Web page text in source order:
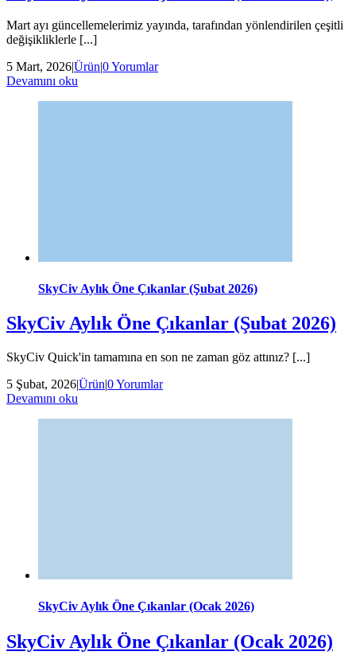
Mart ayı güncellemelerimiz yayında, tarafından yönlendirilen çeşitli
değişikliklerle [...]
5 Mart, 2026|Ürün|0 Yorumlar
Devamını oku
SkyCiv Aylık Öne Çıkanlar (Şubat 2026)
SkyCiv Aylık Öne Çıkanlar (Şubat 2026)
SkyCiv Quick'in tamamına en son ne zaman göz attınız? [...]
5 Şubat, 2026|Ürün|0 Yorumlar
Devamını oku
SkyCiv Aylık Öne Çıkanlar (Ocak 2026)
SkyCiv Aylık Öne Çıkanlar (Ocak 2026)